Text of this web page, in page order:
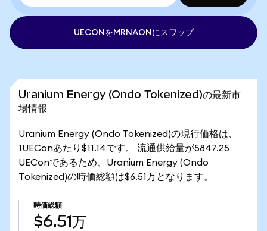
UECONをMRNAONにスワップ
Uranium Energy (Ondo Tokenized)の最新市
場情報
Uranium Energy (Ondo Tokenized)の現行価格は、
1UEConあたり$11.14です。 流通供給量が5847.25
UEConであるため、Uranium Energy (Ondo
Tokenized)の時価総額は$6.51万となります。
時価総額
$6.51万